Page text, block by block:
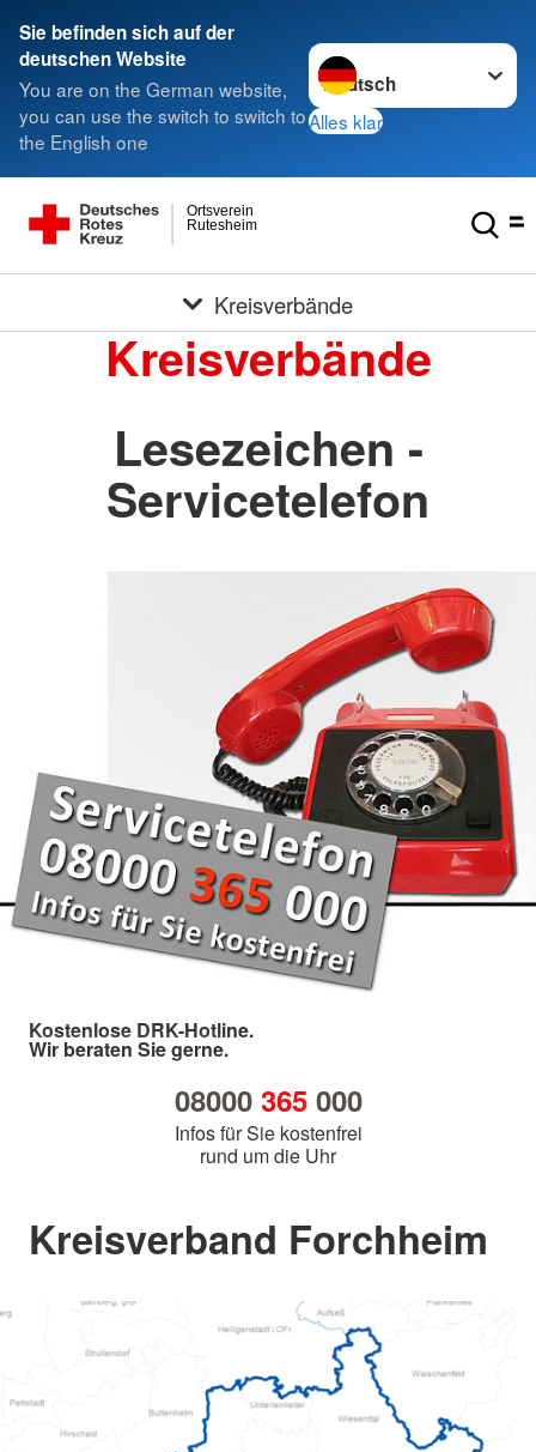
Sie befinden sich auf der
deutschen Website
You are on the German website,
you can use the switch to switch to
the English one
Sprache wechseln zu
Alles klar
Rutesheim
Ortsverein
Kreisverbände
Kreisverbände
Lesezeichen -
Servicetelefon
Kostenlose DRK-Hotline.
Wir beraten Sie gerne.
08000 365000
Infos für Sie kostenfrei
rund um die Uhr
Kreisverband Forchheim